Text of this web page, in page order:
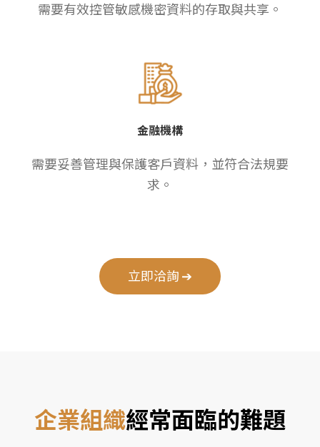
需要有效控管敏感機密資料的存取與共享。
金融機構
需要妥善管理與保護客戶資料，並符合法規要
求。
立即洽詢 ➔
企業組織經常面臨的難題